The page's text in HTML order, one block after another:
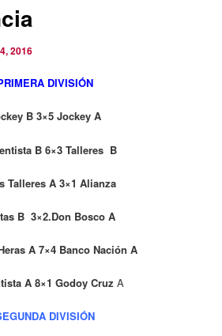
2016
DIVISIÓN
B 3×5 Jockey A
B 6×3 Talleres B
Talleres A 3×1 Alianza
B 3×2.Don Bosco A
A 7×4 Banco Nación A
A 8×1 Godoy Cruz A
DIVISIÓN